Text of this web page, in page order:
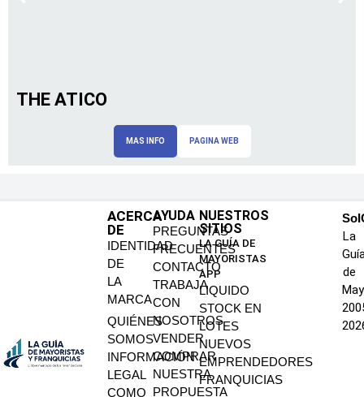
THE ATICO
MAS INFO PAGINA WEB
ACERCA
DE
IDENTIDAD
DE
LA
MARCA
QUIÉNES
SOMOS
INFORMACIÓN
LEGAL
COMO
AYUDA
PREGUNTAS
FRECUENTES
CONTACTO
TRABAJA
CON
NOSOTROS
VENDER
COMPRAR
NUESTRA
PROPUESTA
NUESTROS
SITIOS
LA GUÍA DE
MAYORISTAS
APP
LIQUIDO
STOCK EN
LOTES
NUEVOS
EMPRENDEDORES
FRANQUICIAS
La
de